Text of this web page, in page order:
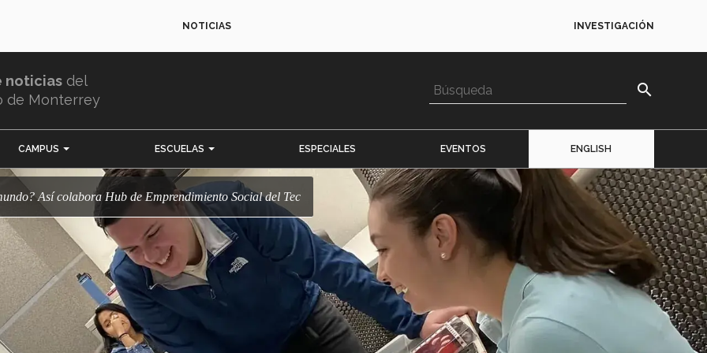
NOTICIAS INVESTIGACIÓN
noticias del
de Monterrey
search
CAMPUS ESCUELAS ESPECIALES EVENTOS ENGLISH
mundo? Así colabora Hub de Emprendimiento Social del Tec